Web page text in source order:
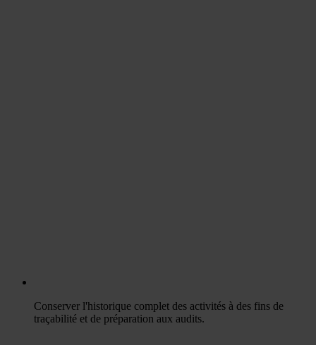
Conserver l'historique complet des activités à des fins de
traçabilité et de préparation aux audits.